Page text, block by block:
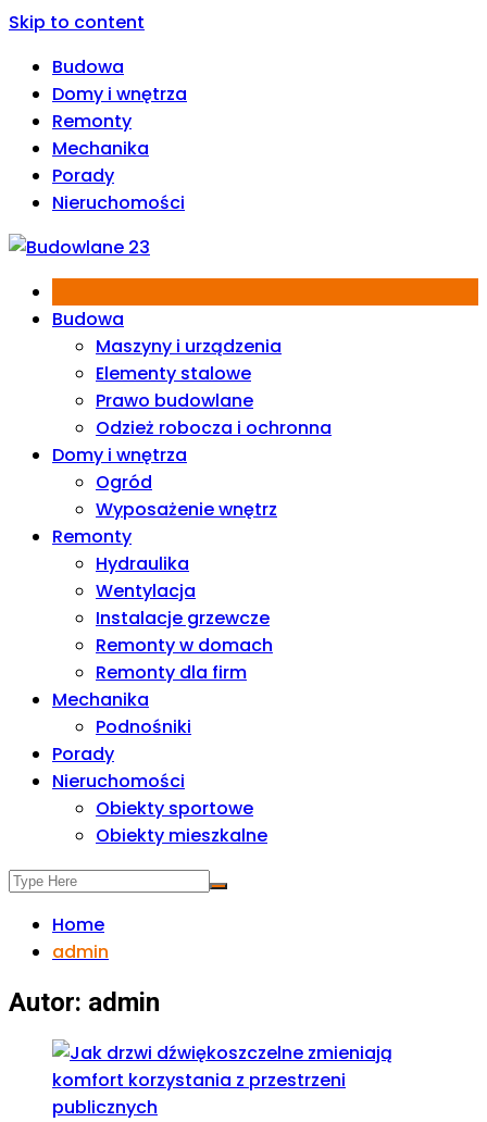
Skip to content
Budowa
Domy i wnętrza
Remonty
Mechanika
Porady
Nieruchomości
Budowa
Maszyny i urządzenia
Elementy stalowe
Prawo budowlane
Odzież robocza i ochronna
Domy i wnętrza
Ogród
Wyposażenie wnętrz
Remonty
Hydraulika
Wentylacja
Instalacje grzewcze
Remonty w domach
Remonty dla firm
Mechanika
Podnośniki
Porady
Nieruchomości
Obiekty sportowe
Obiekty mieszkalne
Home
admin
Autor: admin